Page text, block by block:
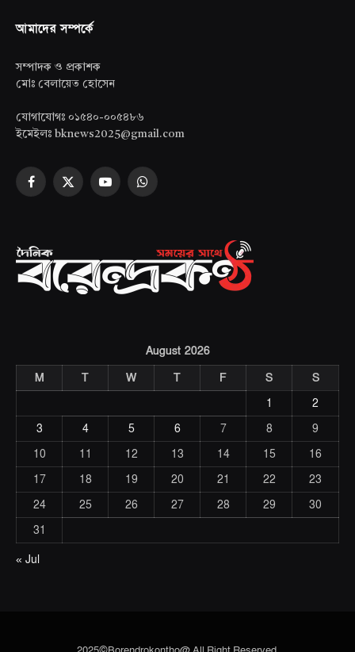
আমাদের সম্পর্কে
সম্পাদক ও প্রকাশক
মোঃ বেলায়েত হোসেন
যোগাযোগঃ ০১৫৪০-০০৫৪৮৬
ইমেইলঃ bknews2025@gmail.com
Facebook
X
YouTubeWhatsApp
August 2026
M
T W T F S
S
1
2
3
4 5 6 7 8
9
10
11 12 13 14 15
16
17
18 19 20 21 22
23
24
25 26 27 28 29
30
31
« Jul